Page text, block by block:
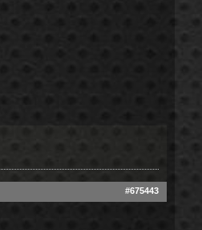
#675443